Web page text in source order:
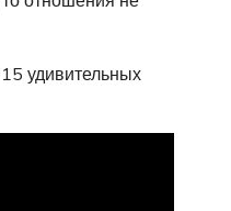
удивительных